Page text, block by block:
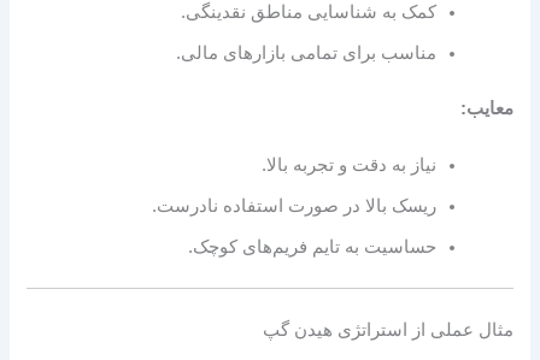
کمک به شناسایی مناطق نقدینگی.
مناسب برای تمامی بازارهای مالی.
معایب:
نیاز به دقت و تجربه بالا.
ریسک بالا در صورت استفاده نادرست.
حساسیت به تایم فریم‌های کوچک.
مثال عملی از استراتژی هیدن گپ